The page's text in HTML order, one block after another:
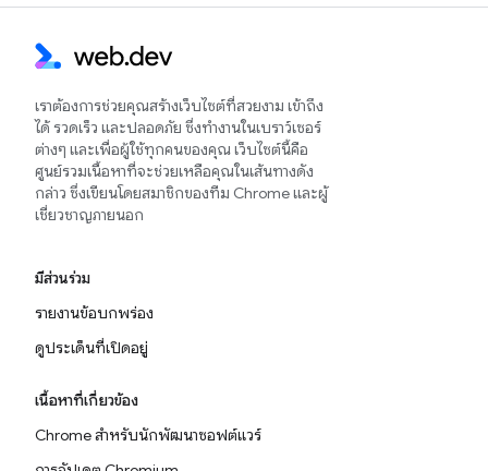
เราต้องการช่วยคุณสร้างเว็บไซต์ที่สวยงาม เข้าถึง
ได้ รวดเร็ว และปลอดภัย ซึ่งทำงานในเบราว์เซอร์
ต่างๆ และเพื่อผู้ใช้ทุกคนของคุณ เว็บไซต์นี้คือ
ศูนย์รวมเนื้อหาที่จะช่วยเหลือคุณในเส้นทางดัง
กล่าว ซึ่งเขียนโดยสมาชิกของทีม Chrome และผู้
เชี่ยวชาญภายนอก
มีส่วนร่วม
รายงานข้อบกพร่อง
ดูประเด็นที่เปิดอยู่
เนื้อหาที่เกี่ยวข้อง
Chrome สำหรับนักพัฒนาซอฟต์แวร์